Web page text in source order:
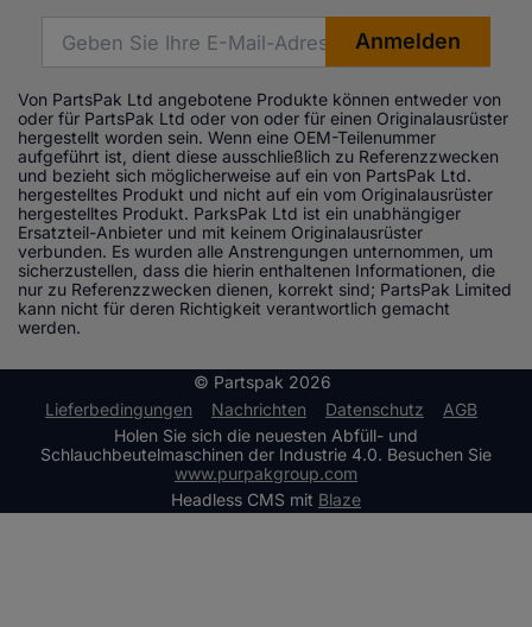
Von PartsPak Ltd angebotene Produkte können entweder von
oder für PartsPak Ltd oder von oder für einen Originalausrüster
hergestellt worden sein. Wenn eine OEM-Teilenummer
aufgeführt ist, dient diese ausschließlich zu Referenzzwecken
und bezieht sich möglicherweise auf ein von PartsPak Ltd.
hergestelltes Produkt und nicht auf ein vom Originalausrüster
hergestelltes Produkt. ParksPak Ltd ist ein unabhängiger
Ersatzteil-Anbieter und mit keinem Originalausrüster
verbunden. Es wurden alle Anstrengungen unternommen, um
sicherzustellen, dass die hierin enthaltenen Informationen, die
nur zu Referenzzwecken dienen, korrekt sind; PartsPak Limited
kann nicht für deren Richtigkeit verantwortlich gemacht
werden.
© Partspak 2026
Lieferbedingungen
Nachrichten Datenschutz
AGB
Holen Sie sich die neuesten Abfüll- und
Schlauchbeutelmaschinen der Industrie 4.0. Besuchen Sie
www.purpakgroup.com
Headless CMS mit Blaze